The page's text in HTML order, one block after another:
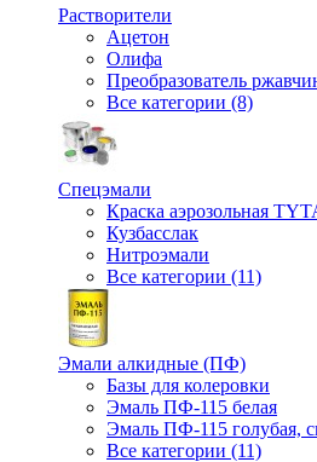
Растворители
Ацетон
Олифа
Преобразователь
Все категории (8)
Спецэмали
Краска аэрозольная
Кузбасслак
Нитроэмали
Все категории (11)
Эмали алкидные (ПФ)
Базы для колеровки
Эмаль ПФ-115 белая
Эмаль ПФ-115 голубая,
Все категории (11)